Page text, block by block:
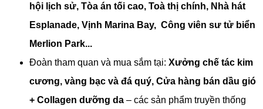
hội lịch sử, Tòa án tối cao, Toà thị chính, Nhà hát
Esplanade, Vịnh Marina Bay, Công viên sư tử biển
Merlion Park...
Đoàn tham quan và mua sắm tại: Xưởng chế tác kim
cương, vàng bạc và đá quý, Cửa hàng bán dầu gió
+ Collagen dưỡng da – các sản phẩm truyền thống